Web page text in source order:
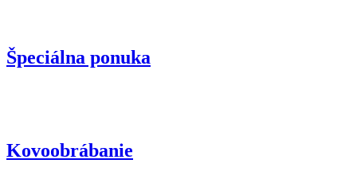
Špeciálna ponuka
Kovoobrábanie